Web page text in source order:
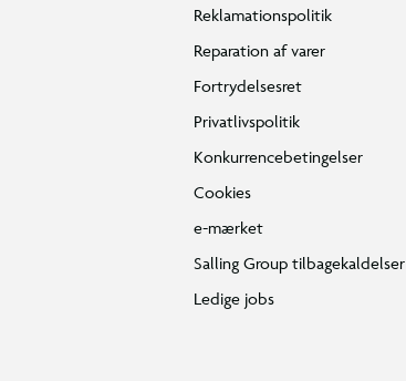
Reklamationspolitik
Reparation af varer
Fortrydelsesret
Privatlivspolitik
Konkurrencebetingelser
Cookies
e-mærket
Salling Group tilbagekaldelser
Ledige jobs